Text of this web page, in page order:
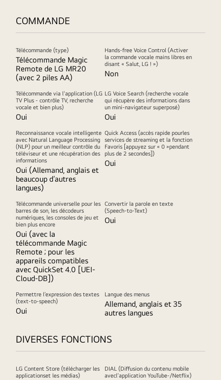
COMMANDE
Télécommande (type)
Télécommande Magic
Remote de LG MR20
(avec 2 piles AA)
Hands-free Voice Control (Activer
la commande vocale mains libres en
disant « Salut, LG ! »)
Non
Télécommande via l'application (LG
TV Plus - contrôle TV, recherche
vocale et bien plus)
Oui
LG Voice Search (recherche vocale
qui récupère des informations dans
un mini-navigateur superposé)
Oui
Reconnaissance vocale intelligente
avec Natural Language Processing
(NLP) pour un meilleur contrôle du
téléviseur et une récupération des
informations
Oui (Allemand, anglais et
beaucoup d’autres
langues)
Quick Access (accès rapide pourles
services de streaming et la fonction
Favoris [appuyez sur « 0 »pendant
plus de 2 secondes])
Oui
Télécommande universelle pour les
barres de son, les décodeurs
numériques, les consoles de jeu et
bien plus encore
Oui (avec la
télécommande Magic
Remote ; pour les
appareils compatibles
avec QuickSet 4.0 [UEI-
Cloud-DB])
Convertir la parole en texte
(Speech-to-Text)
Oui
Permettre l’expression des textes
(text-to-speech)
Oui
Langue des menus
Allemand, anglais et 35
autres langues
DIVERSES FONCTIONS
LG Content Store (télécharger les
applicationset les médias)
DIAL (Diffusion du contenu mobile
avecl’application YouTube-/Netflix)